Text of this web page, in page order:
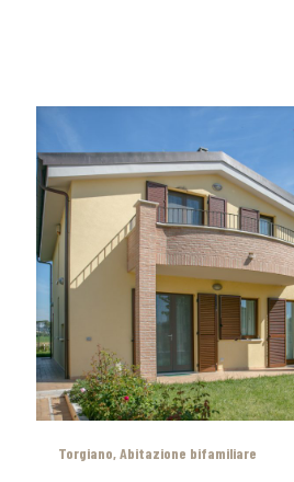
Torgiano, Abitazione bifamiliare